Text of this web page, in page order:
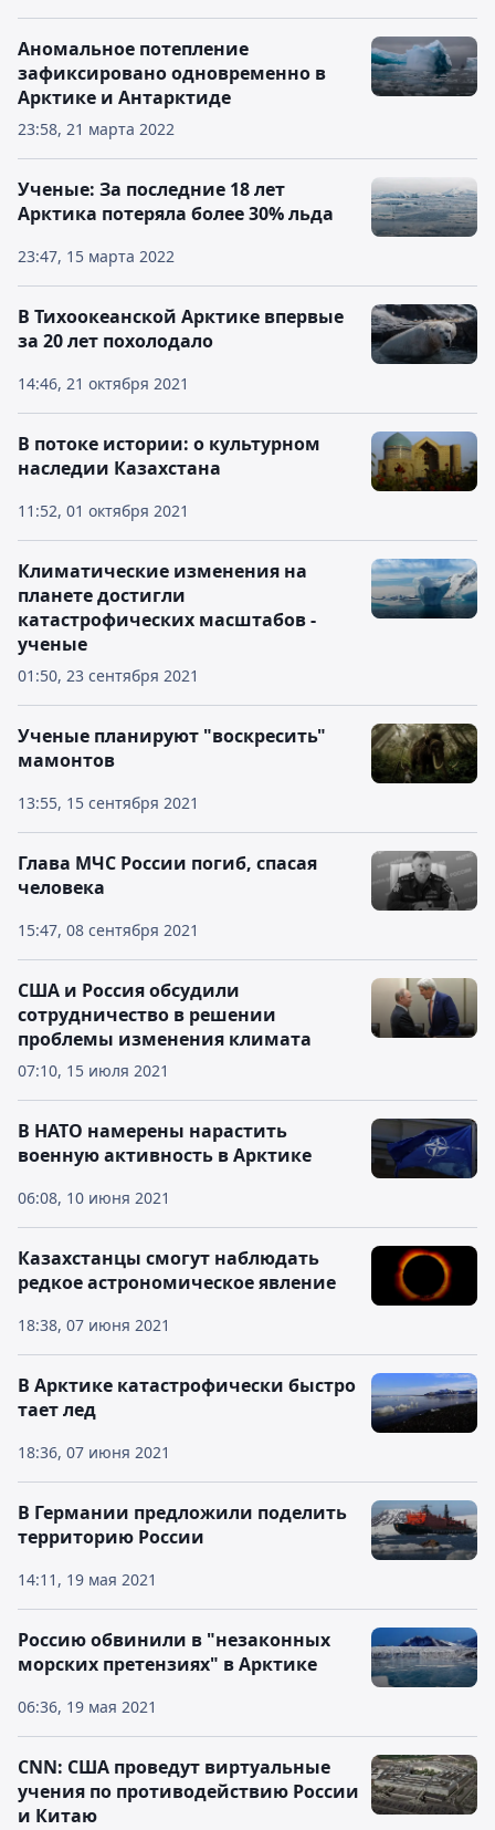
23:58, 21 марта 2022
Аномальное потепление
зафиксировано одновременно в
Арктике и Антарктиде
23:47, 15 марта 2022
Ученые: За последние 18 лет
Арктика потеряла более 30% льда
14:46, 21 октября 2021
В Тихоокеанской Арктике впервые
за 20 лет похолодало
11:52, 01 октября 2021
В потоке истории: о культурном
наследии Казахстана
01:50, 23 сентября 2021
Климатические изменения на
планете достигли
катастрофических масштабов -
ученые
13:55, 15 сентября 2021
Ученые планируют "воскресить"
мамонтов
15:47, 08 сентября 2021
Глава МЧС России погиб, спасая
человека
07:10, 15 июля 2021
США и Россия обсудили
сотрудничество в решении
проблемы изменения климата
06:08, 10 июня 2021
В НАТО намерены нарастить
военную активность в Арктике
18:38, 07 июня 2021
Казахстанцы смогут наблюдать
редкое астрономическое явление
18:36, 07 июня 2021
В Арктике катастрофически быстро
тает лед
14:11, 19 мая 2021
В Германии предложили поделить
территорию России
06:36, 19 мая 2021
Россию обвинили в "незаконных
морских претензиях" в Арктике
CNN: США проведут виртуальные
учения по противодействию России
и Китаю